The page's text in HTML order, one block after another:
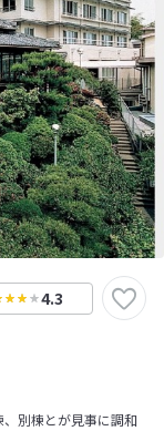
4.3
別棟とが見事に調和